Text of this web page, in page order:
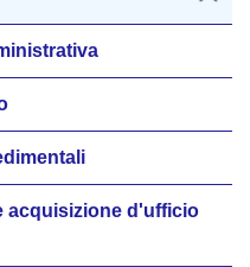
acquisizione d'ufficio